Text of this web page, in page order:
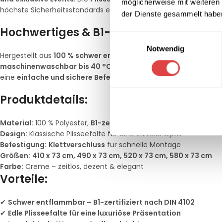
möglicherweise mit
der Dienste gesammelt
Notwendig
höchste Sicherheitsstandards erfüllt.
Hochwertiges & B1-zertifiziertes
Hergestellt aus 100 % schwer entflammbarem Polyester
maschinenwaschbar bis 40 °C
, farbecht und bleibt auch
eine einfache und sichere Befestigung , ideal für den
Produktdetails:
Material: 100 % Polyester, B1-zertifiziert
Design: Klassische Plisseefalte für eine stilvolle Optik
Befestigung: Klettverschluss für schnelle Montage
Größen: 410 x 73 cm, 490 x 73 cm, 520 x 73 cm, 580 x 73 cm
Farbe: Creme – zeitlos, dezent & elegant
Vorteile:
✔ Schwer entflammbar – B1-zertifiziert nach DIN 4102
✔ Edle Plisseefalte für eine luxuriöse Präsentation